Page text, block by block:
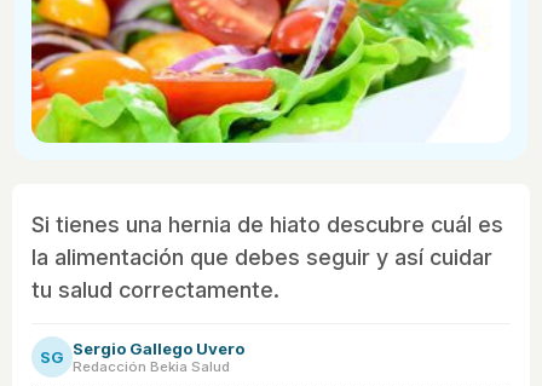
Si tienes una hernia de hiato descubre cuál es
la alimentación que debes seguir y así cuidar
tu salud correctamente.
SG Sergio Gallego Uvero
Redacción Bekia Salud